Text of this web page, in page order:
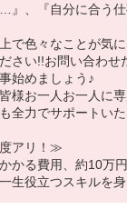
』、『自分に合う
で色々なことが気
さい!!お問い合わせ
始めましょう♪
様お一人お一人に専
全力でサポートい
アリ！≫
かる費用、約10万
生役立つスキルを身